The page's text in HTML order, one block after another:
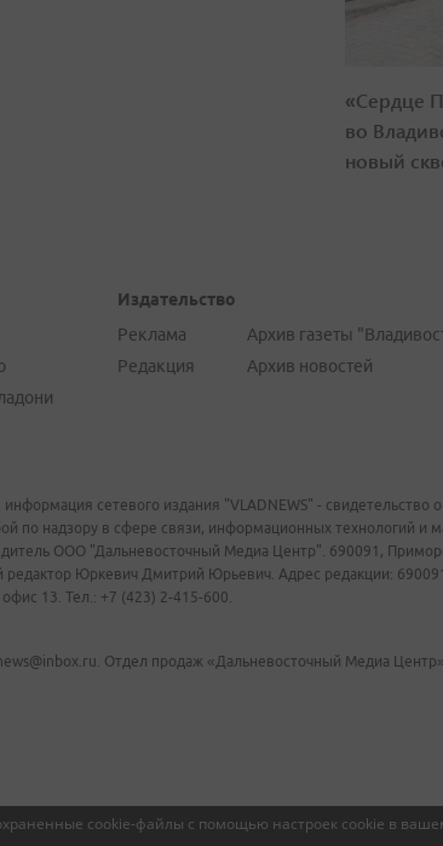
cookie-файлы с помощью настроек cookie в
«Сердце
во
новый
Издательство
Реклама
Редакция
Архив газеты
Архив новостей
информация сетевого издания "VLADNEWS" -
по надзору в сфере связи, информационных технологий и
ООО "Дальневосточный Медиа Центр". 690091,
редактор Юркевич Дмитрий Юрьевич. Адрес редакции:
13. Тел.: +7 (423) 2-415-600.
Отдел продаж «Дальневосточный Медиа